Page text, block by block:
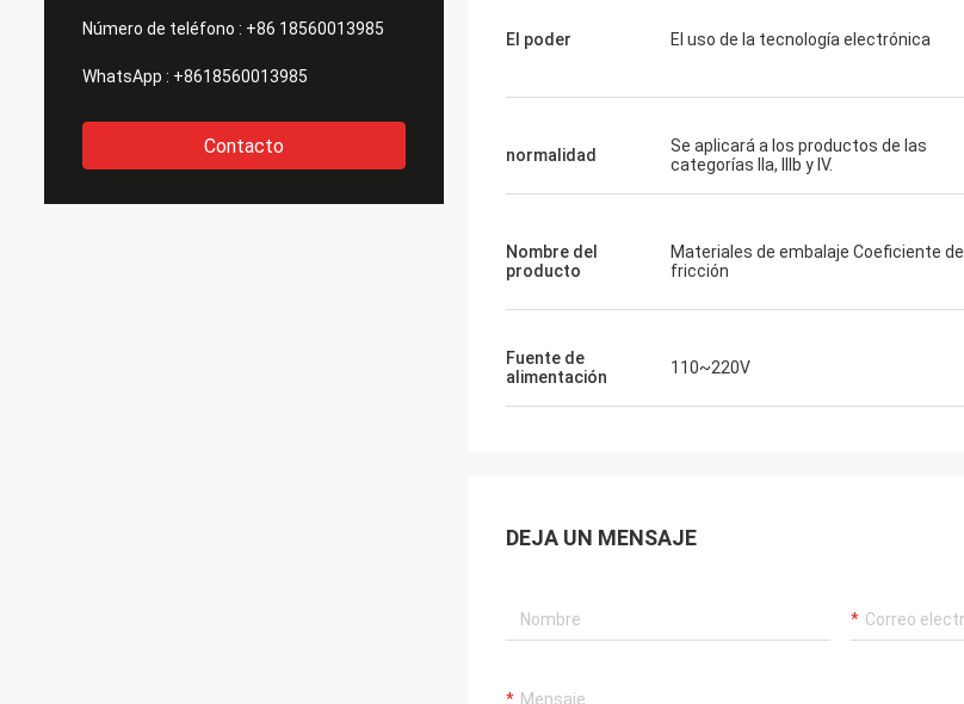
Número de teléfono : +86 18560013985
WhatsApp : +8618560013985
Contacto
El poder El uso de la tecnología electrónica
normalidad
Se aplicará a los productos de las
categorías IIa, IIIb y IV.
Nombre del
producto
Materiales de embalaje Coeficiente de
fricción
Fuente de
alimentación
110~220V
DEJA UN MENSAJE